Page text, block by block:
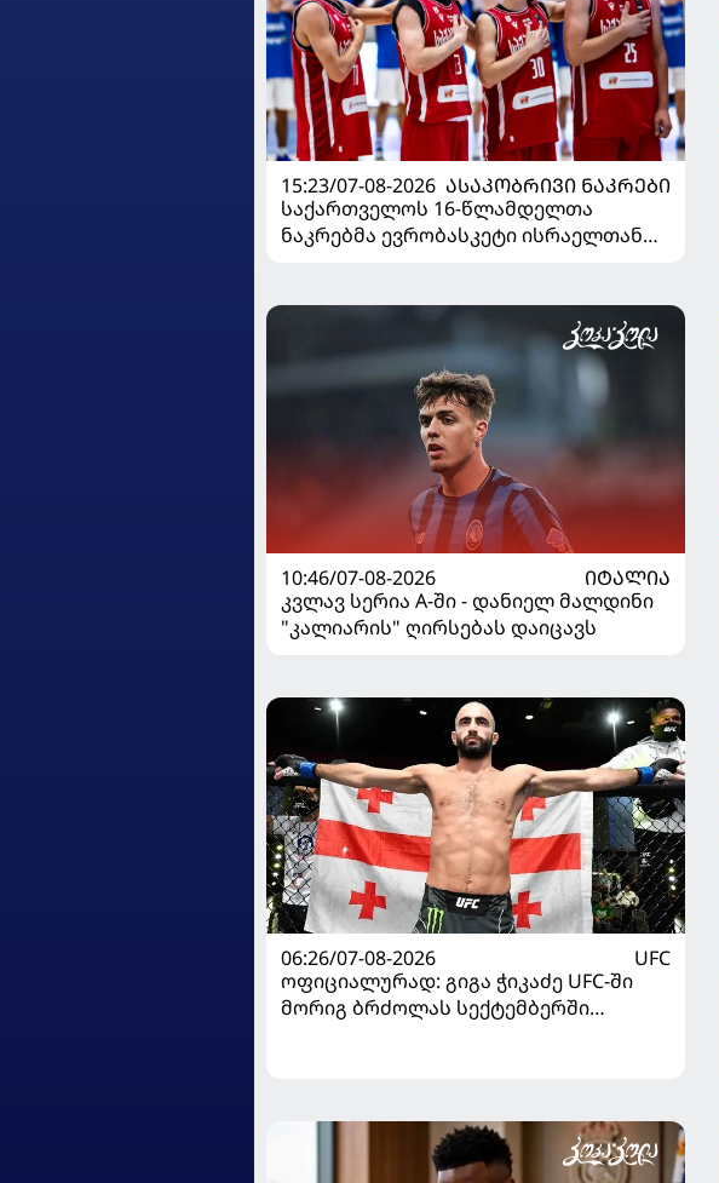
15:23/07-08-2026 ᲐᲡᲐᲙᲝᲑᲠᲘᲕᲘ ᲜᲐᲙᲠᲔᲑᲘ
საქართველოს 16-წლამდელთა
ნაკრებმა ევრობასკეტი ისრაელთან
10:46/07-08-2026
ᲘᲢᲐᲚᲘᲐ
კვლავ სერია A-ში - დანიელ მალდინი
"კალიარის" ღირსებას დაიცავს
06:26/07-08-2026
UFC
ოფიციალურად: გიგა ჭიკაძე UFC-ში
მორიგ ბრძოლას სექტემბერში